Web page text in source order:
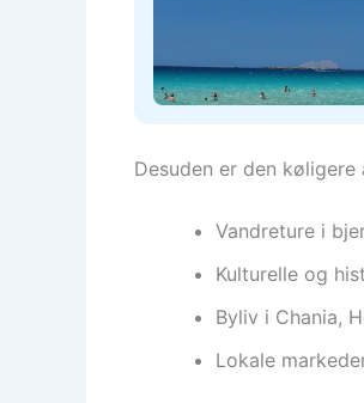
Desuden er den
Vandreture i
Kulturelle og
Byliv i Chania,
Lokale